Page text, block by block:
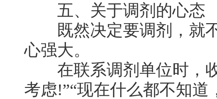
五、关于调剂的心态
既然决定要调剂，就不
心强大。
在联系调剂单位时，收
考虑!”“现在什么都不知